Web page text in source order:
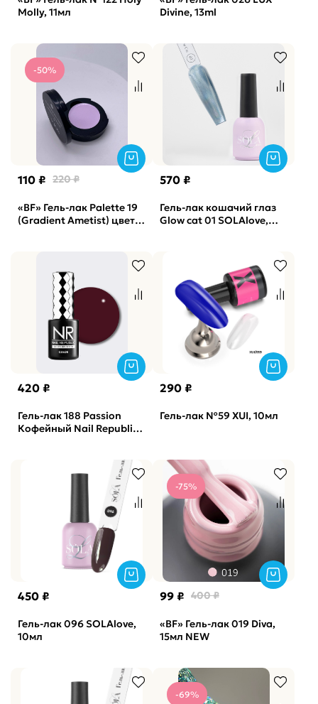
Molly, 11мл
Divine, 13ml
-50%
110 ₽ 220 ₽
«BF» Гель-лак Palette 19
(Gradient Ametist) цвет 1
570 ₽
Гель-лак кошачий глаз
Glow cat 01 SOLAlove,
420 ₽
Гель-лак 188 Passion
Кофейный Nail Republic,
290 ₽
Гель-лак №59 XUI, 10мл
450 ₽
Гель-лак 096 SOLAlove,
10мл
-75%
99 ₽ 400 ₽
«BF» Гель-лак 019 Diva,
15мл NEW
-69%